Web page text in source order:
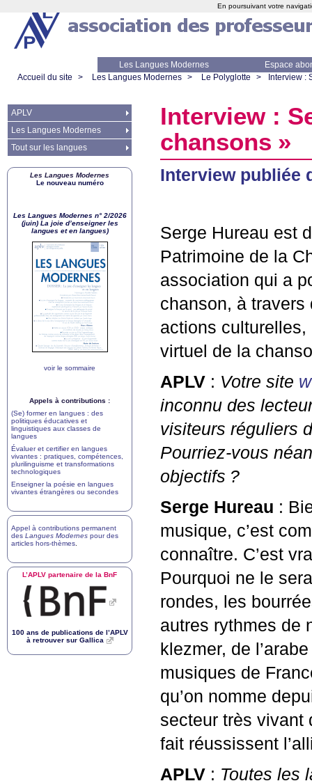
Les Langues Modernes
Espace
Accueil du site
> Les Langues Modernes > Le Polyglotte > Interview :
Interview :
chansons »
Interview publiée
Serge Hureau est
Patrimoine de la
association qui a
chanson, à
actions
virtuel de la
APLV : Votre site
inconnu des
visiteurs réguliers
Pourriez-vous
objectifs ?
Serge Hureau :
musique, c’est
connaître. C’est
Pourquoi ne le
rondes, les
autres rythmes de
klezmer, de
musiques de
qu’on nomme
secteur très vivant
fait réussissent
APLV : Toutes les
APLV
Les Langues Modernes
Tout sur les langues
Les Langues Modernes
Le nouveau numéro
Les Langues Modernes n° 2/2026
(juin) La joie d’enseigner les
langues et en langues)
voir le sommaire
Appels à contributions :
(Se) former en langues : des
politiques éducatives et
linguistiques aux classes de
langues
Évaluer et certifier en langues
vivantes : pratiques, compétences,
plurilinguisme et transformations
technologiques
Enseigner la poésie en langues
vivantes étrangères ou secondes
Appel à contributions permanent
des Langues Modernes pour des
articles hors-thèmes
L’APLV partenaire de la BnF
100 ans de publications de l’APLV
à retrouver sur Gallica
En poursuivant votre